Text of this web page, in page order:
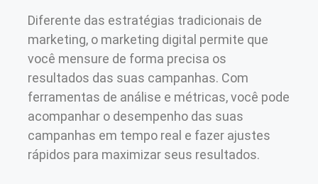
Diferente das estratégias tradicionais de
marketing, o marketing digital permite que
você mensure de forma precisa os
resultados das suas campanhas. Com
ferramentas de análise e métricas, você pode
acompanhar o desempenho das suas
campanhas em tempo real e fazer ajustes
rápidos para maximizar seus resultados.